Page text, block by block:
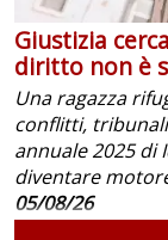
Giustizia
diritto non è
Una ragazza
conflitti,
annuale 2025 di
diventare
05/08/26